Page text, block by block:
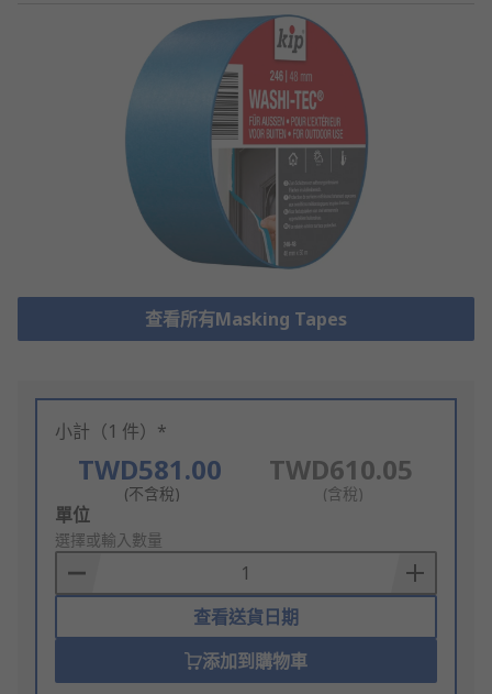
查看所有Masking Tapes
小計（1 件）*
TWD581.00
(不含稅)
TWD610.05
(含稅)
Add
to
Basket
單位
選擇或輸入數量
查看送貨日期
添加到購物車